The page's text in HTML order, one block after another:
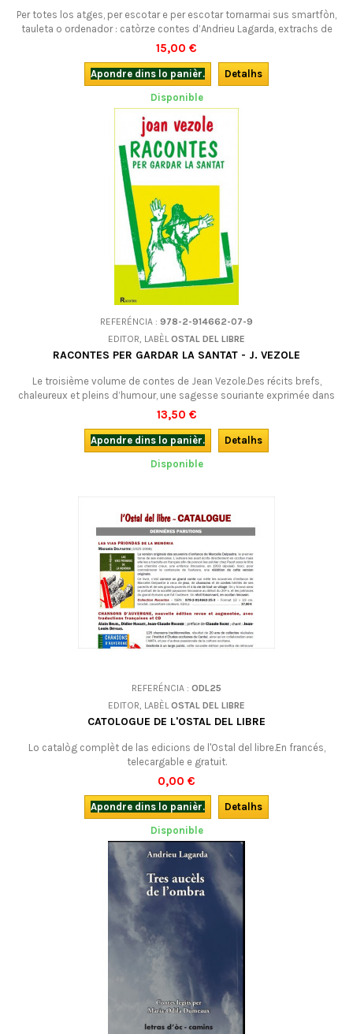
Per totes los atges, per escotar e per escotar tornarmai sus smartfòn,
tauleta o ordenador : catòrze contes d’Andrieu Lagarda, extrachs de
son grand recuèlh Les Secrèts de las bèstias e legits per Camille
Bilhac.En occitan.
15,00 €
Apondre dins lo panièr.
Detalhs
Disponible
REFERÉNCIA : 978-2-914662-07-9
EDITOR, LABÈLOSTAL DEL LIBRE
RACONTES PER GARDAR LA SANTAT - J. VEZOLE
Le troisième volume de contes de Jean Vezole.Des récits brefs,
chaleureux et pleins d’humour, une sagesse souriante exprimée dans
un style savoureux, émaillé de « biais de dire » typiquement occitans.
En occitan languedocien.
13,50 €
Apondre dins lo panièr.
Detalhs
Disponible
REFERÉNCIA : ODL25
EDITOR, LABÈLOSTAL DEL LIBRE
CATOLOGUE DE L'OSTAL DEL LIBRE
Lo catalòg complèt de las edicions de l'Ostal del libre.En francés,
telecargable e gratuit.
0,00 €
Apondre dins lo panièr.
Detalhs
Disponible